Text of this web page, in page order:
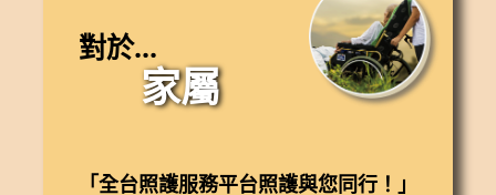
對於...
家屬
「全台照護服務平台照護與您同行！」